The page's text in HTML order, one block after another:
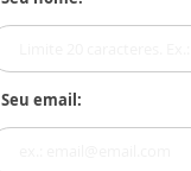
Seu email: